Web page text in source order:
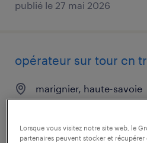
publié le 27 mai 2026
opérateur sur tour cn
marignier, haute-savoie
28 000 € - 36 000 € par
Lorsque vous visitez notre site web, le
partenaires peuvent stocker et